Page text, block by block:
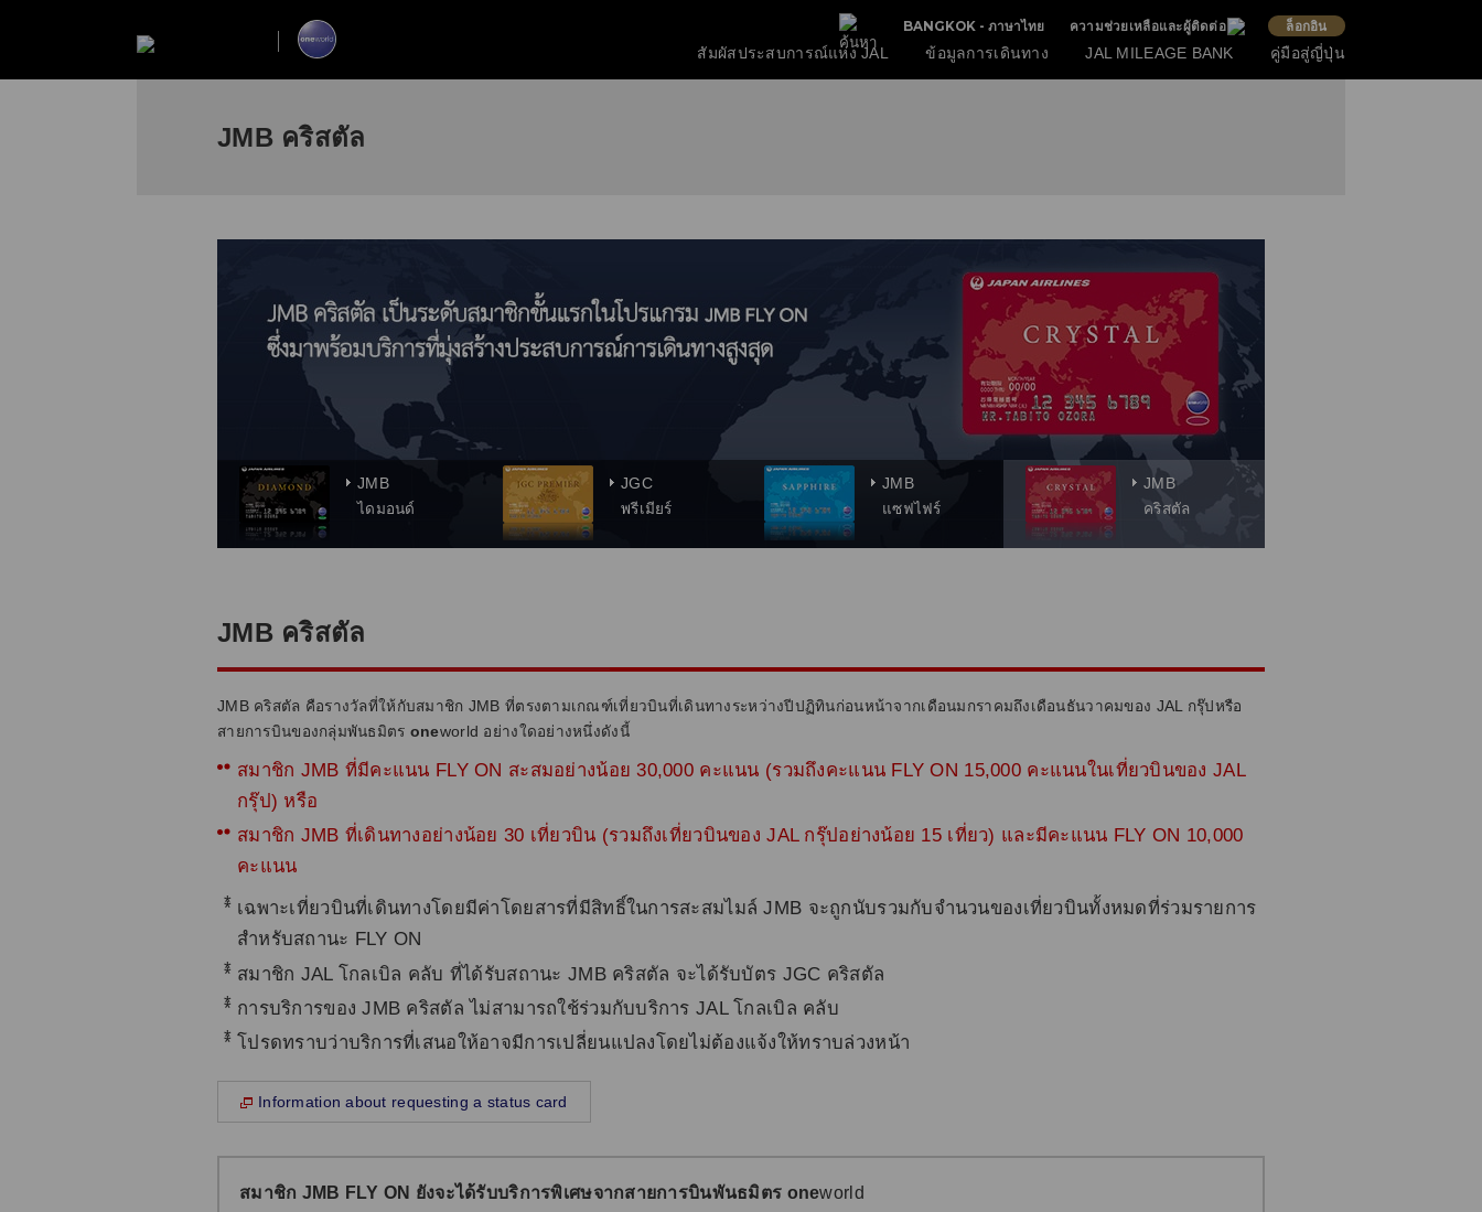
BANGKOK - ภาษาไทย ความช่วยเหลือและผู้ติดต่อ ล็อกอิน
สัมผัสประสบการณ์แห่ง JAL ข้อมูลการเดินทาง JAL MILEAGE BANK คู่มือสู่ญี่ปุ่น
JMB คริสตัล
JMB
ไดมอนด์
JGC
พรีเมียร์
JMB
แซฟไฟร์
JMB
คริสตัล
JMB คริสตัล
JMB คริสตัล คือรางวัลที่ให้กับสมาชิก JMB ที่ตรงตามเกณฑ์เที่ยวบินที่เดินทางระหว่างปีปฏิทินก่อนหน้าจากเดือนมกราคมถึงเดือนธันวาคมของ JAL กรุ๊ปหรือ
สายการบินของกลุ่มพันธมิตร oneworld อย่างใดอย่างหนึ่งดังนี้
สมาชิก JMB ที่มีคะแนน FLY ON สะสมอย่างน้อย 30,000 คะแนน (รวมถึงคะแนน FLY ON 15,000 คะแนนในเที่ยวบินของ JAL
กรุ๊ป) หรือ
สมาชิก JMB ที่เดินทางอย่างน้อย 30 เที่ยวบิน (รวมถึงเที่ยวบินของ JAL กรุ๊ปอย่างน้อย 15 เที่ยว) และมีคะแนน FLY ON 10,000
คะแนน
* เฉพาะเที่ยวบินที่เดินทางโดยมีค่าโดยสารที่มีสิทธิ์ในการสะสมไมล์ JMB จะถูกนับรวมกับจำนวนของเที่ยวบินทั้งหมดที่ร่วมรายการ
สำหรับสถานะ FLY ON
* สมาชิก JAL โกลเบิล คลับ ที่ได้รับสถานะ JMB คริสตัล จะได้รับบัตร JGC คริสตัล
* การบริการของ JMB คริสตัล ไม่สามารถใช้ร่วมกับบริการ JAL โกลเบิล คลับ
* โปรดทราบว่าบริการที่เสนอให้อาจมีการเปลี่ยนแปลงโดยไม่ต้องแจ้งให้ทราบล่วงหน้า
Information about requesting a status card
สมาชิก JMB FLY ON ยังจะได้รับบริการพิเศษจากสายการบินพันธมิตร oneworld